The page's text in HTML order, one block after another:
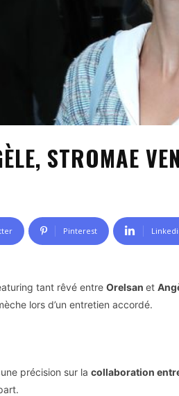
STROMAE
Pinterest
tant rêvé entre Orelsan et
lors d’un entretien accordé.
précision sur la collaboration